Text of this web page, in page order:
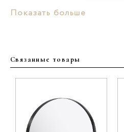
Материал раковины
Монтаж умывальника
Покрытие корпуса
Цвет производителя
Ориентация
Показать больше
Связанные товары